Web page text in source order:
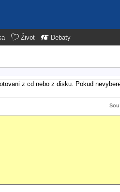
Život Debaty
z cd nebo z disku. Pokud